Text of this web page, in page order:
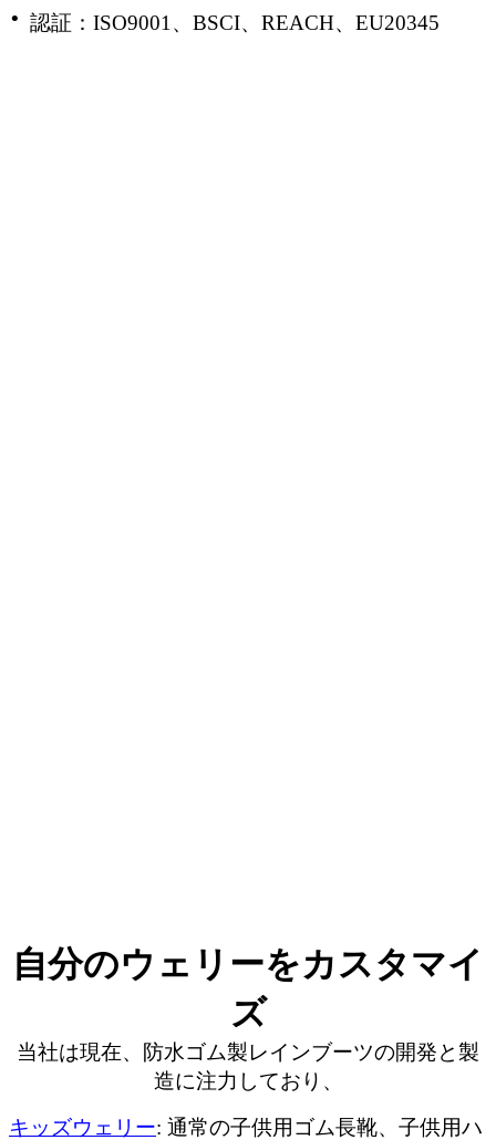
· 認証：ISO9001、BSCI、REACH、EU20345
自分のウェリーをカスタマイ
ズ
当社は現在、防水ゴム製レインブーツの開発と製
造に注力しており、
キッズウェリー: 通常の子供用ゴム長靴、子供用ハ